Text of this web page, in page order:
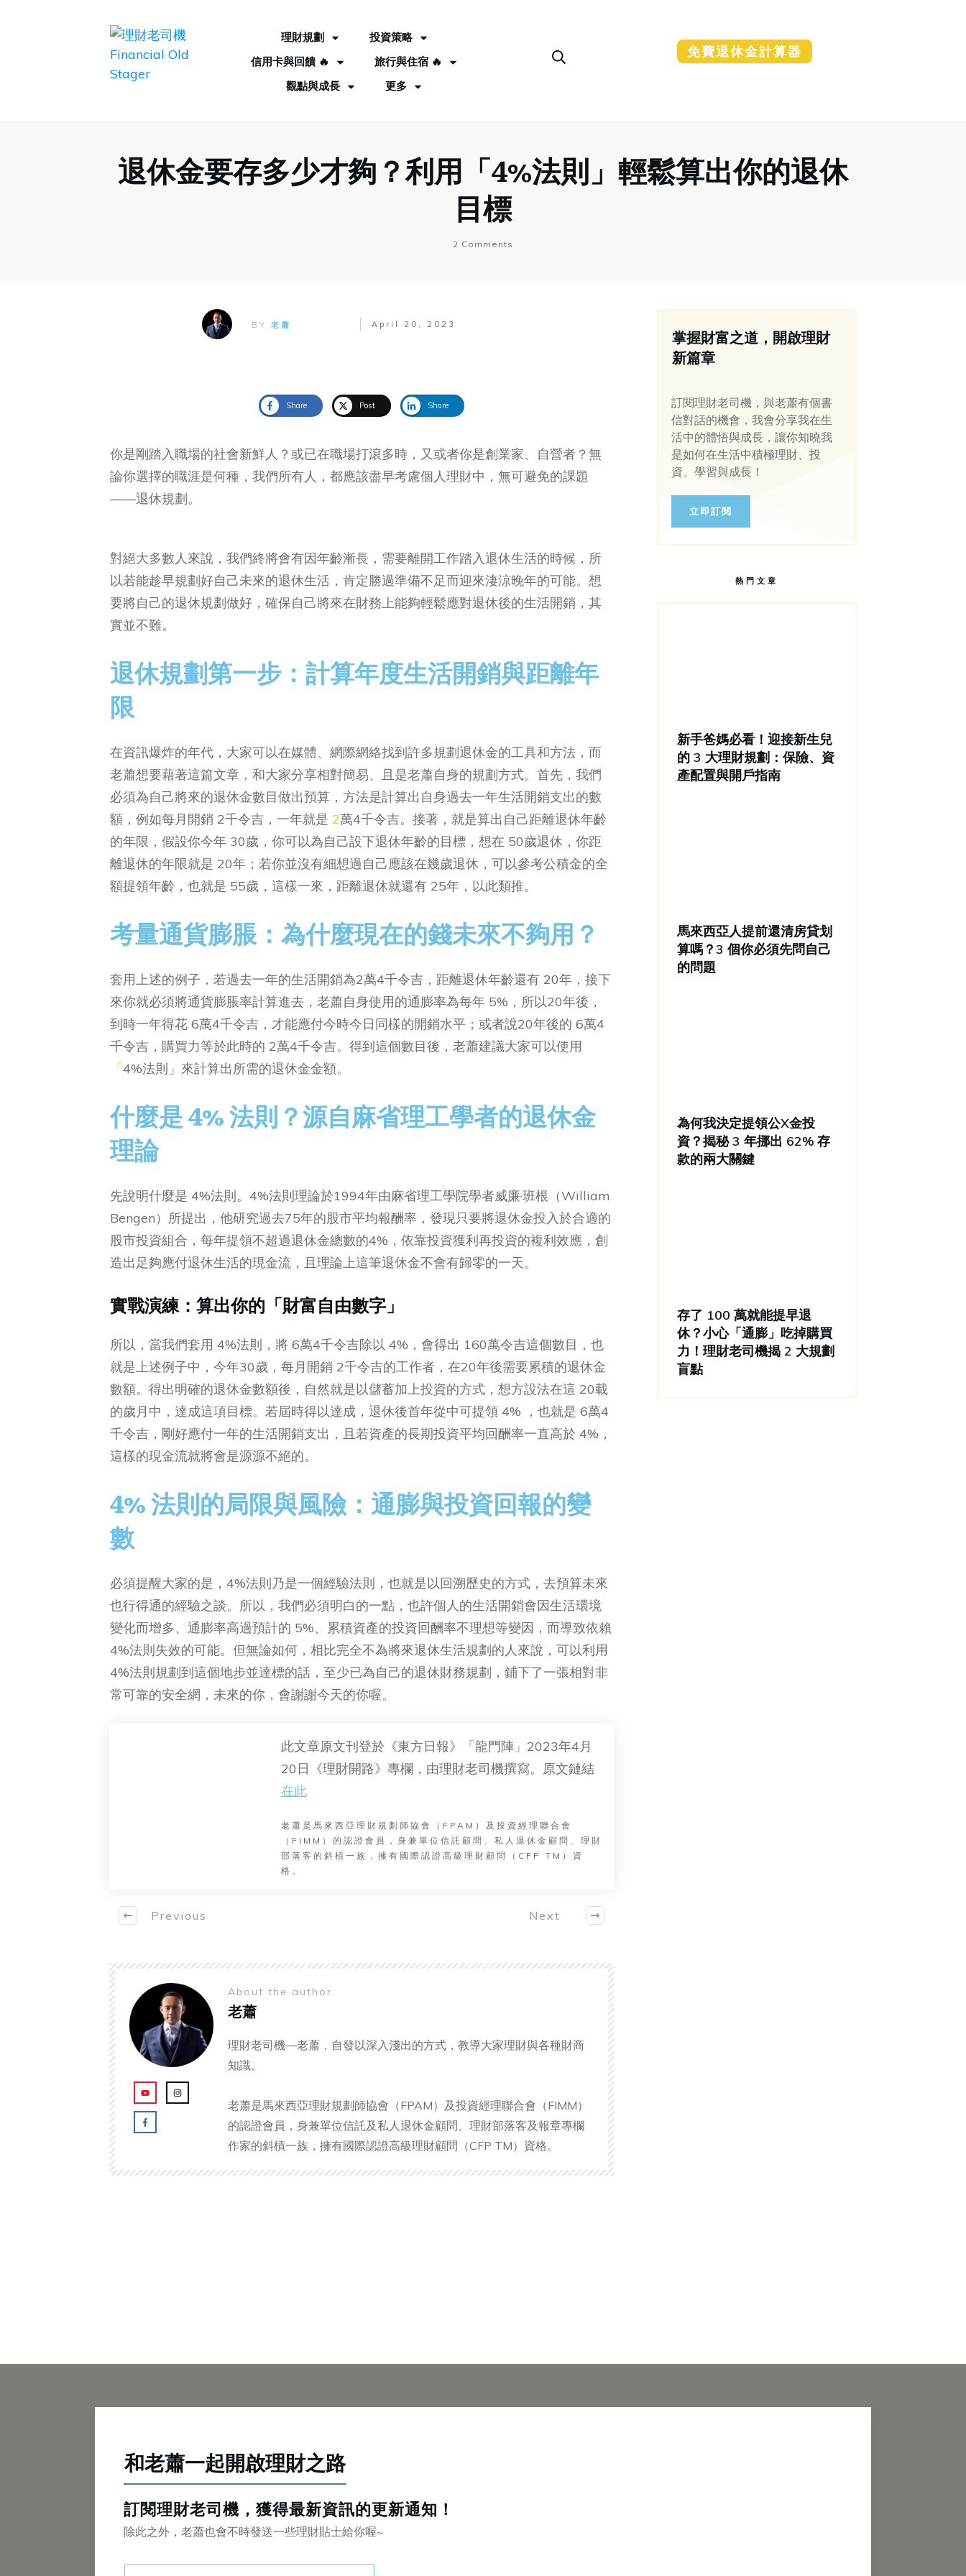
理財規劃
投資策略
信用卡與回饋 🔥
旅行與住宿 🔥
觀點與成長
更多
免費退休金計算器
退休金要存多少才夠？利用「4%法則」輕鬆算出你的退休
目標
2 Comments
BY老蕭 April 20, 2023
Share Post Share
你是剛踏入職場的社會新鮮人？或已在職場打滾多時，又或者你是創業家、自營者？無
論你選擇的職涯是何種，我們所有人，都應該盡早考慮個人理財中，無可避免的課題
——退休規劃。
對絕大多數人來說，我們終將會有因年齡漸長，需要離開工作踏入退休生活的時候，所
以若能趁早規劃好自己未來的退休生活，肯定勝過準備不足而迎來淒涼晚年的可能。想
要將自己的退休規劃做好，確保自己將來在財務上能夠輕鬆應對退休後的生活開銷，其
實並不難。
退休規劃第一步：計算年度生活開銷與距離年
限
在資訊爆炸的年代，大家可以在媒體、網際網絡找到許多規劃退休金的工具和方法，而
老蕭想要藉著這篇文章，和大家分享相對簡易、且是老蕭自身的規劃方式。首先，我們
必須為自己將來的退休金數目做出預算，方法是計算出自身過去一年生活開銷支出的數
額，例如每月開銷 2千令吉，一年就是 2萬4千令吉。接著，就是算出自己距離退休年齡
的年限，假設你今年 30歲，你可以為自己設下退休年齡的目標，想在 50歲退休，你距
離退休的年限就是 20年；若你並沒有細想過自己應該在幾歲退休，可以參考公積金的全
額提領年齡，也就是 55歲，這樣一來，距離退休就還有 25年，以此類推。
考量通貨膨脹：為什麼現在的錢未來不夠用？
套用上述的例子，若過去一年的生活開銷為2萬4千令吉，距離退休年齡還有 20年，接下
來你就必須將通貨膨脹率計算進去，老蕭自身使用的通膨率為每年 5%，所以20年後，
到時一年得花 6萬4千令吉，才能應付今時今日同樣的開銷水平；或者說20年後的 6萬4
千令吉，購買力等於此時的 2萬4千令吉。得到這個數目後，老蕭建議大家可以使用
「4%法則」來計算出所需的退休金金額。
什麼是 4% 法則？源自麻省理工學者的退休金
理論
先說明什麼是 4%法則。4%法則理論於1994年由麻省理工學院學者威廉·班根（William
Bengen）所提出，他研究過去75年的股市平均報酬率，發現只要將退休金投入於合適的
股市投資組合，每年提領不超過退休金總數的4%，依靠投資獲利再投資的複利效應，創
造出足夠應付退休生活的現金流，且理論上這筆退休金不會有歸零的一天。
實戰演練：算出你的「財富自由數字」
所以，當我們套用 4%法則，將 6萬4千令吉除以 4%，會得出 160萬令吉這個數目，也
就是上述例子中，今年30歲，每月開銷 2千令吉的工作者，在20年後需要累積的退休金
數額。得出明確的退休金數額後，自然就是以儲蓄加上投資的方式，想方設法在這 20載
的歲月中，達成這項目標。若屆時得以達成，退休後首年從中可提領 4% ，也就是 6萬4
千令吉，剛好應付一年的生活開銷支出，且若資產的長期投資平均回酬率一直高於 4%，
這樣的現金流就將會是源源不絕的。
4% 法則的局限與風險：通膨與投資回報的變
數
必須提醒大家的是，4%法則乃是一個經驗法則，也就是以回溯歷史的方式，去預算未來
也行得通的經驗之談。所以，我們必須明白的一點，也許個人的生活開銷會因生活環境
變化而增多、通膨率高過預計的 5%、累積資產的投資回酬率不理想等變因，而導致依賴
4%法則失效的可能。但無論如何，相比完全不為將來退休生活規劃的人來說，可以利用
4%法則規劃到這個地步並達標的話，至少已為自己的退休財務規劃，鋪下了一張相對非
常可靠的安全網，未來的你，會謝謝今天的你喔。
此文章原文刊登於《東方日報》「龍門陣」2023年4月
20日《理財開路》專欄，由理財老司機撰寫。原文鏈結
在此
老蕭是馬來西亞理財規劃師協會（FPAM）及投資經理聯合會
（FIMM）的認證會員，身兼單位信託顧問、私人退休金顧問、理財
部落客的斜槓一族，擁有國際認證高級理財顧問（CFP TM）資
格。
Previous Next
About the author
老蕭
理財老司機—老蕭，自發以深入淺出的方式，教導大家理財與各種財商
知識。
老蕭是馬來西亞理財規劃師協會（FPAM）及投資經理聯合會（FIMM）
的認證會員，身兼單位信託及私人退休金顧問、理財部落客及報章專欄
作家的斜槓一族，擁有國際認證高級理財顧問（CFP TM）資格。
掌握財富之道，開啟理財
新篇章
訂閱理財老司機，與老蕭有個書
信對話的機會，我會分享我在生
活中的體悟與成長，讓你知曉我
是如何在生活中積極理財、投
資、學習與成長！
立即訂閱
熱門文章
新手爸媽必看！迎接新生兒
的 3 大理財規劃：保險、資
產配置與開戶指南
馬來西亞人提前還清房貸划
算嗎？3 個你必須先問自己
的問題
為何我決定提領公X金投
資？揭秘 3 年挪出 62% 存
款的兩大關鍵
存了 100 萬就能提早退
休？小心「通膨」吃掉購買
力！理財老司機揭 2 大規劃
盲點
和老蕭一起開啟理財之路
訂閱理財老司機，獲得最新資訊的更新通知！
除此之外，老蕭也會不時發送一些理財貼士給你喔~